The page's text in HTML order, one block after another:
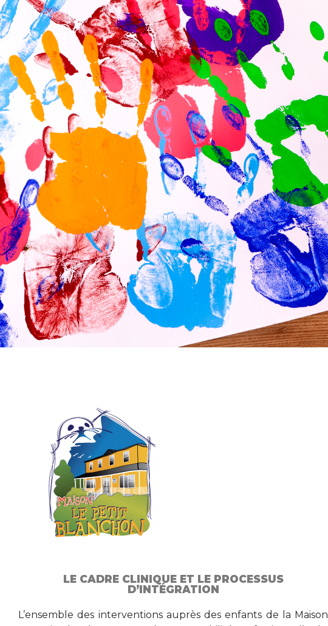
LE CADRE CLINIQUE ET LE PROCESSUS
D’INTÉGRATION
L’ensemble des interventions auprès des enfants de la Maison